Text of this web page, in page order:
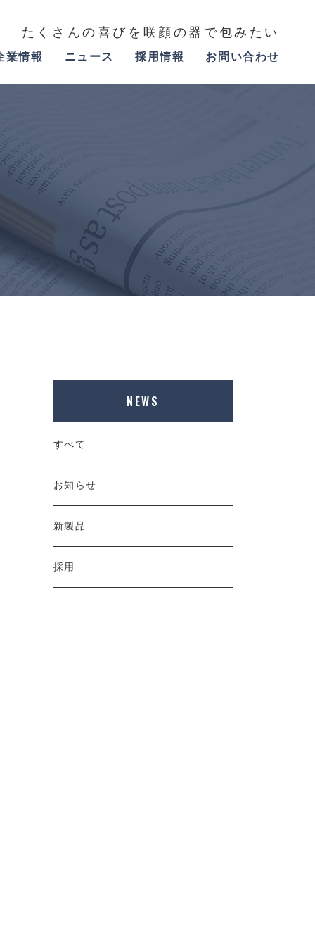
たくさんの喜びを咲顔の器で包みたい
業情報 ニュース 採用情報 お問い合わせ
NEWS
すべて
お知らせ
新製品
採用